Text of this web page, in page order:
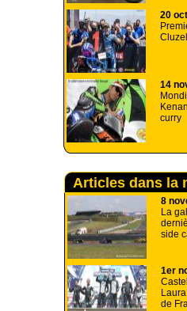
20
14
curry
Articles dans la
8
La
side
1er
de